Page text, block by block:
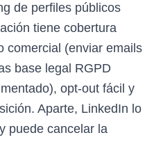
de perfiles públicos
tiene cobertura
comercial (enviar emails
base legal RGPD
opt-out fácil y
Aparte, LinkedIn lo
puede cancelar la